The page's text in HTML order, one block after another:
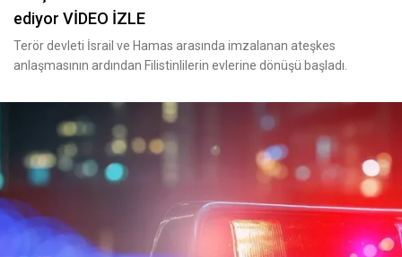
ediyor VİDEO İZLE
Terör devleti İsrail ve Hamas arasında imzalanan ateşkes
anlaşmasının ardından Filistinlilerin evlerine dönüşü başladı.